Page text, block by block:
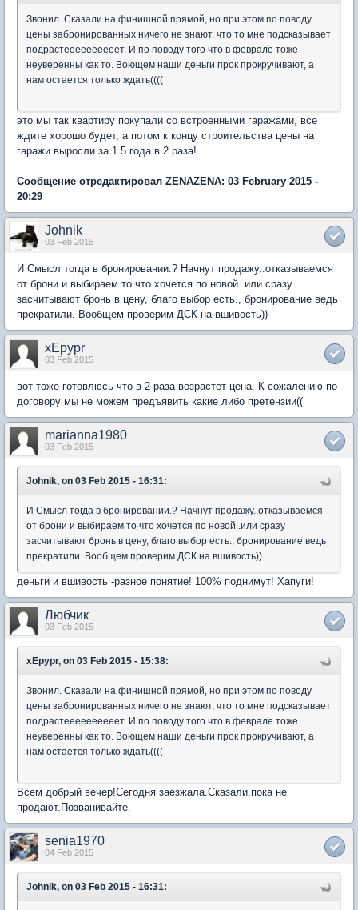
Звонил. Сказали на финишной прямой, но при этом по поводу
цены забронированных ничего не знают, что то мне подсказывает
подрастеееееееееет. И по поводу того что в феврале тоже
неуверенны как то. Воющем наши деньги прок прокручивают, а
нам остается только ждать((((
это мы так квартиру покупали со встроенными гаражами, все
ждите хорошо будет, а потом к концу строительства цены на
гаражи выросли за 1.5 года в 2 раза!
Сообщение отредактировал ZENAZENA: 03 February 2015 -
20:29
Johnik
03 Feb 2015
И Смысл тогда в бронировании.? Начнут продажу..отказываемся
от брони и выбираем то что хочется по новой..или сразу
засчитывают бронь в цену, благо выбор есть., бронирование ведь
прекратили. Вообщем проверим ДСК на вшивость))
xEpypr
03 Feb 2015
вот тоже готовлюсь что в 2 раза возрастет цена. К сожалению по
договору мы не можем предъявить какие либо претензии((
marianna1980
03 Feb 2015
Johnik, on 03 Feb 2015 - 16:31:
И Смысл тогда в бронировании.? Начнут продажу..отказываемся
от брони и выбираем то что хочется по новой..или сразу
засчитывают бронь в цену, благо выбор есть., бронирование ведь
прекратили. Вообщем проверим ДСК на вшивость))
деньги и вшивость -разное понятие! 100% поднимут! Хапуги!
Любчик
03 Feb 2015
xEpypr, on 03 Feb 2015 - 15:38:
Звонил. Сказали на финишной прямой, но при этом по поводу
цены забронированных ничего не знают, что то мне подсказывает
подрастеееееееееет. И по поводу того что в феврале тоже
неуверенны как то. Воющем наши деньги прок прокручивают, а
нам остается только ждать((((
Всем добрый вечер!Сегодня заезжала.Сказали,пока не
продают.Позванивайте.
senia1970
04 Feb 2015
Johnik, on 03 Feb 2015 - 16:31: